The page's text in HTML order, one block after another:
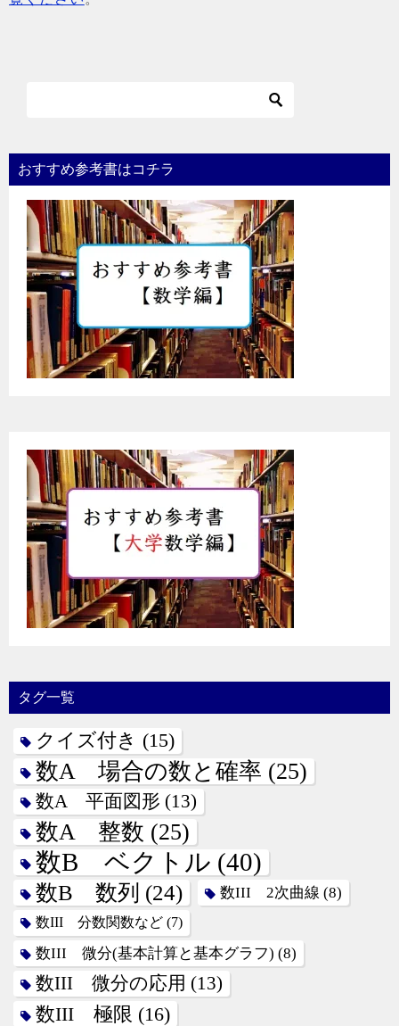
おすすめ参考書はコチラ
タグ一覧
クイズ付き (15)
数A 場合の数と確率 (25)
数A 平面図形 (13)
数A 整数 (25)
数B ベクトル (40)
数B 数列 (24) 数III 2次曲線 (8)
数III 分数関数など (7)
数III 微分(基本計算と基本グラフ) (8)
数III 微分の応用 (13)
数III 極限 (16)